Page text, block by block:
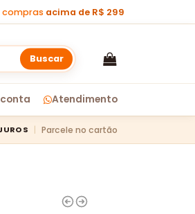
compras acima de R$ 299
Buscar
Atendimento
Parcele no cartão